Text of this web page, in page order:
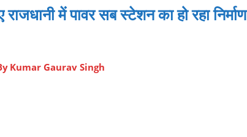
राजधानी में पावर सब स्टेशन का हो रहा निर्माण
Kumar Gaurav Singh